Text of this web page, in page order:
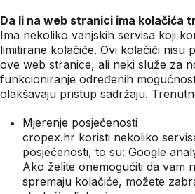
Da li na web stranici ima kolačića
Ima nekoliko vanjskih servisa koji
limitirane kolačiće. Ovi kolačići nisu
ove web stranice, ali neki služe za
funkcioniranje određenih
olakšavaju pristup sadržaju.
Mjerenje posjećenosti
cropex.hr koristi nekoliko
posjećenosti, to su: Google
Ako želite onemogućiti da vam
spremaju kolačiće, možete